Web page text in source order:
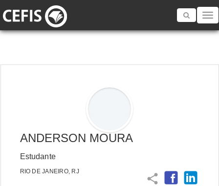
Toggle
ANDERSON MOURA
Estudante
RIO DE JANEIRO, RJ
share